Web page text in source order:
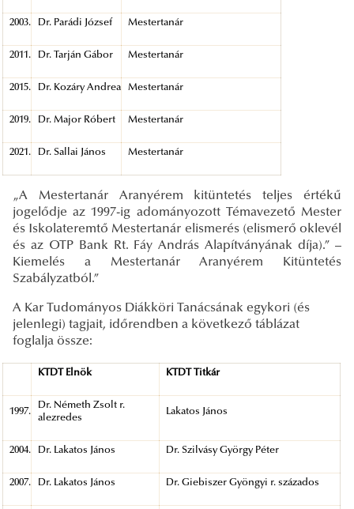
2003. Dr. Parádi József Mestertanár
2011. Dr. Tarján Gábor Mestertanár
2015. Dr. Kozáry Andrea Mestertanár
2019. Dr. Major Róbert Mestertanár
2021. Dr. Sallai János Mestertanár
„A Mestertanár Aranyérem kitüntetés teljes értékű
jogelődje az 1997-ig adományozott Témavezető Mester
és Iskolateremtő Mestertanár elismerés (elismerő oklevél
és az OTP Bank Rt. Fáy András Alapítványának díja).” –
Kiemelés a Mestertanár Aranyérem Kitüntetés
Szabályzatból.”
A Kar Tudományos Diákköri Tanácsának egykori (és
jelenlegi) tagjait, időrendben a következő táblázat
foglalja össze:
KTDT Elnök KTDT Titkár
1997.
Dr. Németh Zsolt r.
alezredes
Lakatos János
2004. Dr. Lakatos János Dr. Szilvásy György Péter
2007. Dr. Lakatos János Dr. Giebiszer Gyöngyi r. százados